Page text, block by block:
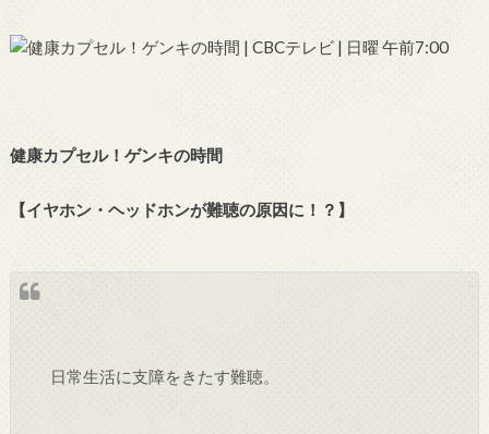
健康カプセル！ゲンキの時間
【イヤホン・ヘッドホンが難聴の原因に！？】
日常生活に支障をきたす難聴。